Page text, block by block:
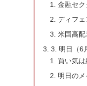
金融セ
ディフェ
米国高
3. 明日（6
買い気
明日の